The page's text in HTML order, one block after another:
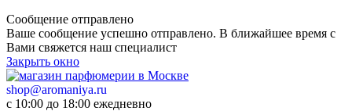
Сообщение отправлено
Ваше сообщение успешно отправлено. В ближайшее время с
Вами свяжется наш специалист
Закрыть окно
shop@aromaniya.ru
с 10:00 до 18:00 ежедневно